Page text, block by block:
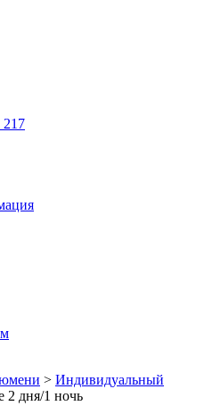
> Индивидуальный
2 дня/1 ночь